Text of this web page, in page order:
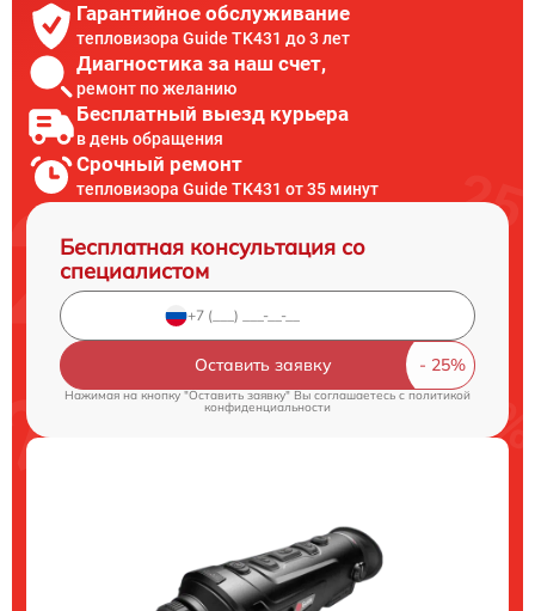
Гарантийное обслуживание
тепловизора Guide TK431 до 3 лет
Диагностика за наш счет,
ремонт по желанию
Бесплатный выезд курьера
в день обращения
Срочный ремонт
тепловизора Guide TK431 от 35 минут
Бесплатная консультация со
специалистом
Оставить заявку
Нажимая на кнопку "Оставить заявку" Вы соглашаетесь cполитикой
конфиденциальности